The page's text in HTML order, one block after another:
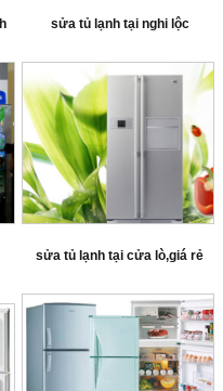
sửa tủ lạnh tại nghi lộc
sửa tủ lạnh tại cửa lò,giá rẻ